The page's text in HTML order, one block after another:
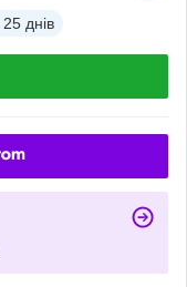
25 днів